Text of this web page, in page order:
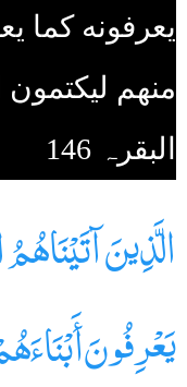
يعرفونه كما
منهم
البقرہ 146
الَّذِينَ
يَعْرِفُونَ